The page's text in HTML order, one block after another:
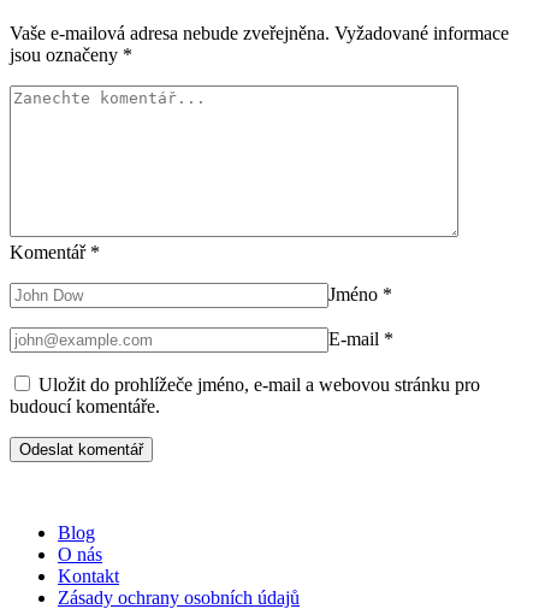
Vaše e-mailová adresa nebude zveřejněna. Vyžadované informace
jsou označeny *
Komentář *
Jméno *
E-mail *
Uložit do prohlížeče jméno, e-mail a webovou stránku pro
budoucí komentáře.
Blog
O nás
Kontakt
Zásady ochrany osobních údajů